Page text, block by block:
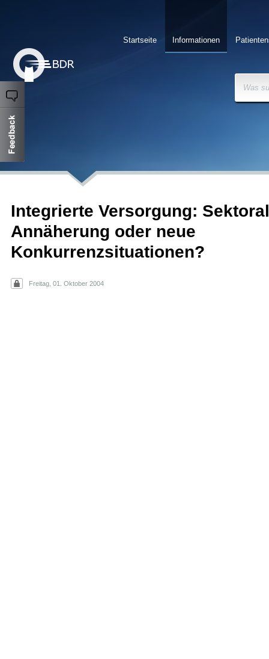
Informationen
Startseite
Was
Integrierte Versorgung:
Annäherung oder neue
Konkurrenzsituationen?
Freitag, 01. Oktober 2004